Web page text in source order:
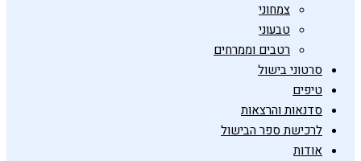
צמחוני
טבעוני
רטבים וממרחים
סרטוני בישול
טיפים
סדנאות והרצאות
לרכישת ספר הבישול
אודות